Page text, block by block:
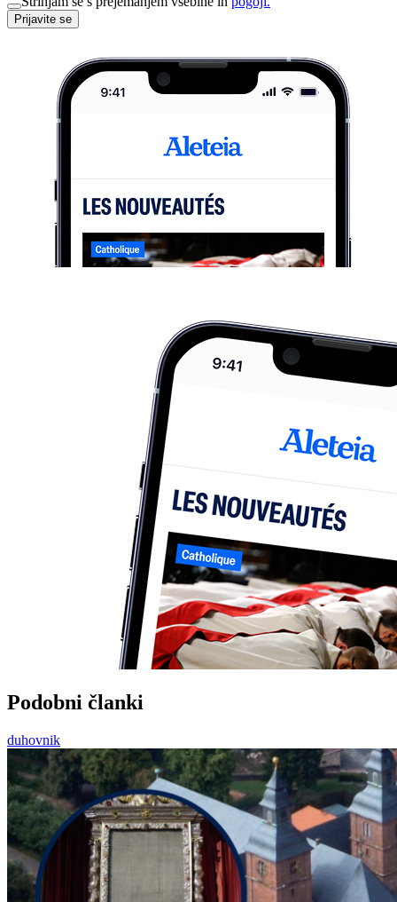
Prijavite se
Podobni članki
duhovnik